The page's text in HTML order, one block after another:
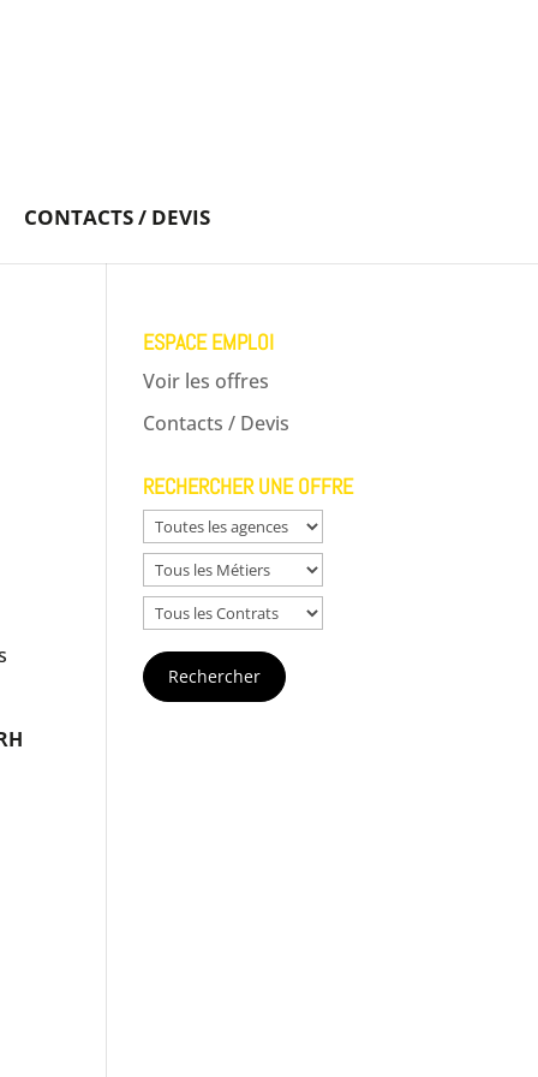
CONTACTS / DEVIS
ESPACE EMPLOI
Voir les offres
Contacts / Devis
RECHERCHER UNE OFFRE